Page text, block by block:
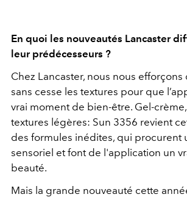
En quoi les nouveautés Lancaster
leur prédécesseurs ?
Chez Lancaster, nous nous efforçons
sans cesse les textures pour que
vrai moment de bien-être. Gel-
textures légères: Sun 3356 revient
des formules inédites, qui procurent
sensoriel et font de l'application un
beauté.
Mais la grande nouveauté cette